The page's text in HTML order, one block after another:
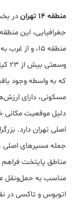
منطقه 14 تهران
در
جغرافیایی، این
که به واسطه وجود
دلیل موقعیت مکانی
اصلی تهران دارد.
مناطق پایتخت
مناسب به حمل‌ونقل
اتوبوس و تاکسی در